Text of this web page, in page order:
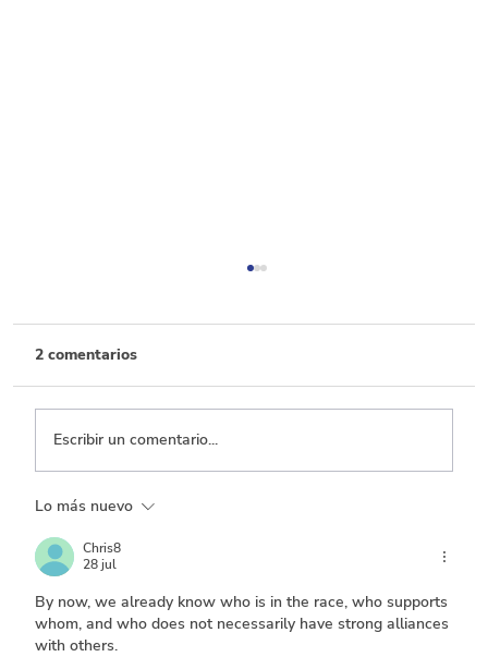
los sectores con mayor inversión
2 comentarios
Escribir un comentario...
Lo más nuevo
Chris8
28 jul
By now, we already know who is in the race, who supports
whom, and who does not necessarily have strong alliances
with others.